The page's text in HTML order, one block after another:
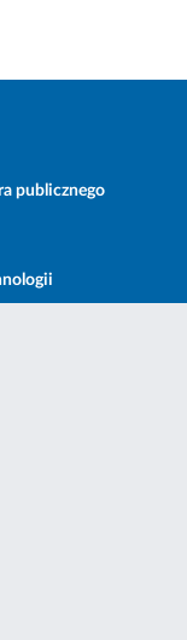
publicznego